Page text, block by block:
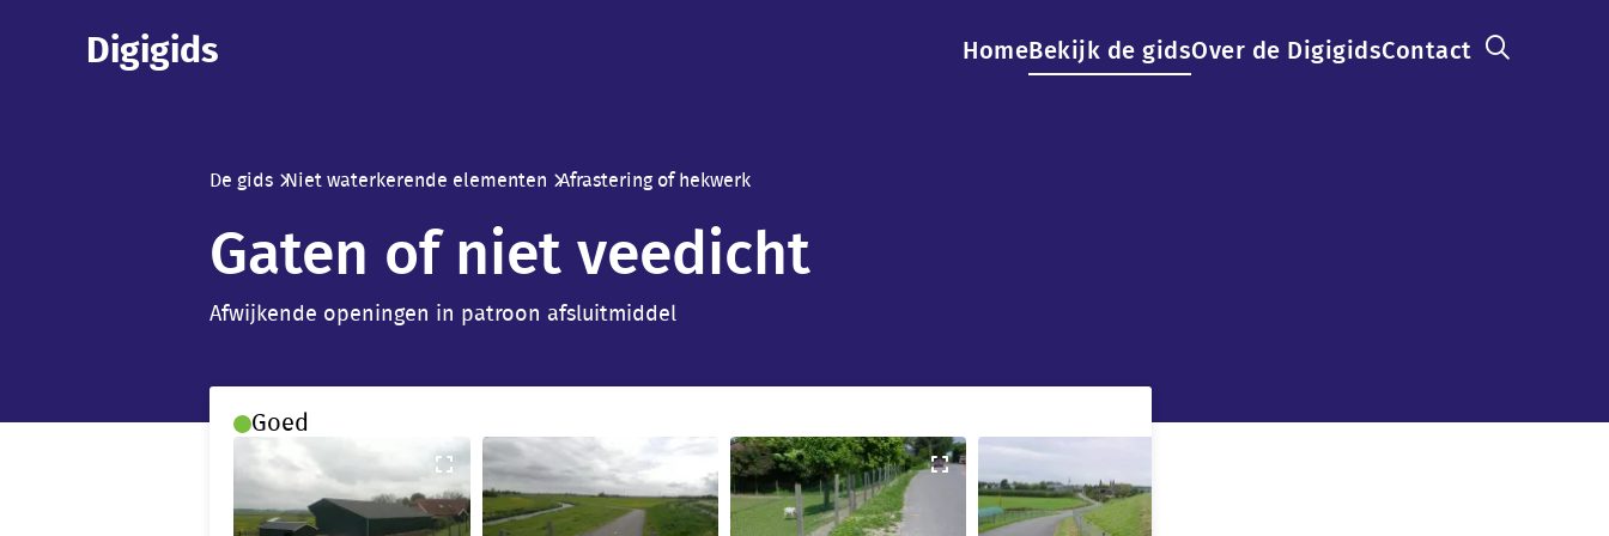
Digigids
Main
Home Bekijk de gidsOver de DigigidsContact
Breadcrumb
De gids Niet waterkerende elementen Afrastering of hekwerk
Gaten of niet veedicht
Afwijkende openingen in patroon afsluitmiddel
Goed